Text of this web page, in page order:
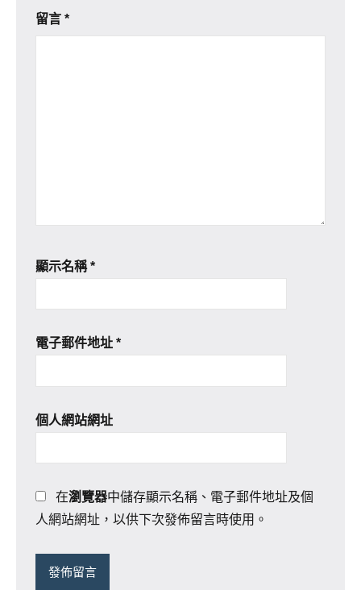
留言 *
顯示名稱*
電子郵件地址 *
個人網站網址
在瀏覽器中儲存顯示名稱、電子郵件地址及個
人網站網址，以供下次發佈留言時使用。